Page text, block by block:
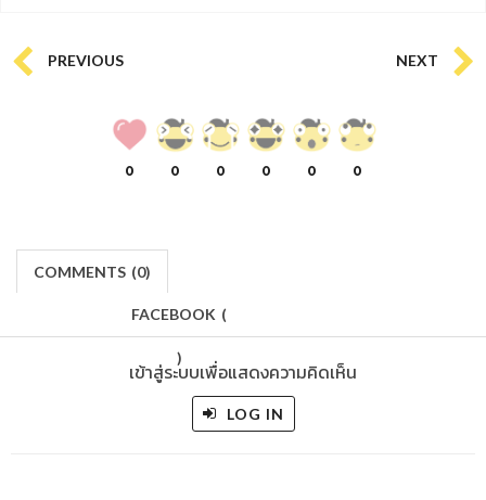
PREVIOUS NEXT
0 0 0 0 0 0
COMMENTS (0)
FACEBOOK (
)
เข้าสู่ระบบเพื่อแสดงความคิดเห็น
LOG IN